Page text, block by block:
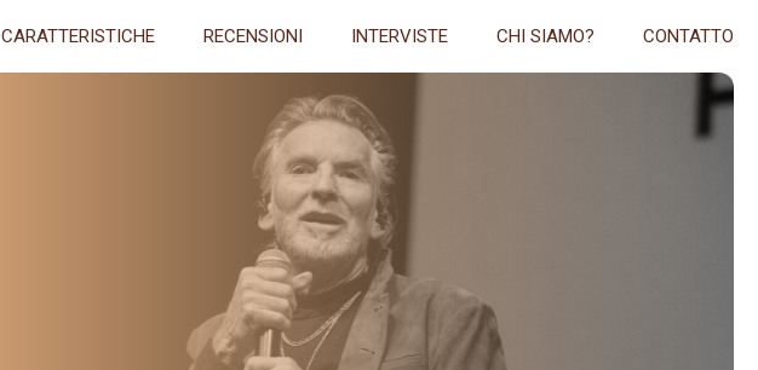
CARATTERISTICHE RECENSIONI INTERVISTE CHI SIAMO? CONTATTO